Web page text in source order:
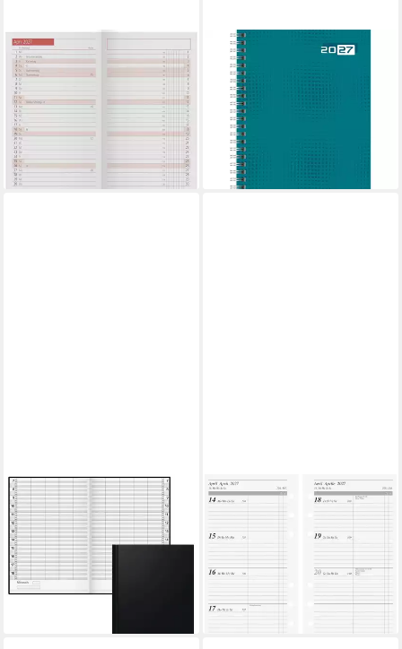
RIDO
Monatskalender rido/idé
Kalender Monats-Ersatzkal.
Mod. TM 11 2027 weiß
7,39 €
lieferbar - in 2-3 Werktagen bei dir
BAIER & SCHNEIDER
Taschenkalender rido/idé
7021007047 Buchkalender
Mod. futura 2 2027 A5,
Papier, petrol
ab 14,49 €
lieferbar - in 2-3 Werktagen bei dir
RIDO
Buchkalender 1
Reservierungsbuch A4
JAHRESUNABHÄNGIG
1T=2S 24std.-Eintlg
ab 54,96 €
RIDO
Wochenkalendarium
93×172 mm
10,59 €
lieferbar - in 2-3 Werktagen bei dir